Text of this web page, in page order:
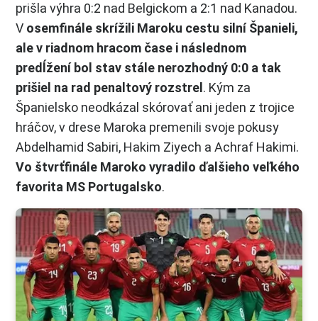
prišla výhra 0:2 nad Belgickom a 2:1 nad Kanadou.
V osemfinále skrížili Maroku cestu silní Španieli,
ale v riadnom hracom čase i následnom
predĺžení bol stav stále nerozhodný 0:0 a tak
prišiel na rad penaltový rozstrel. Kým za
Španielsko neodkázal skórovať ani jeden z trojice
hráčov, v drese Maroka premenili svoje pokusy
Abdelhamid Sabiri, Hakim Ziyech a Achraf Hakimi.
Vo štvrťfinále Maroko vyradilo ďalšieho veľkého
favorita MS Portugalsko.